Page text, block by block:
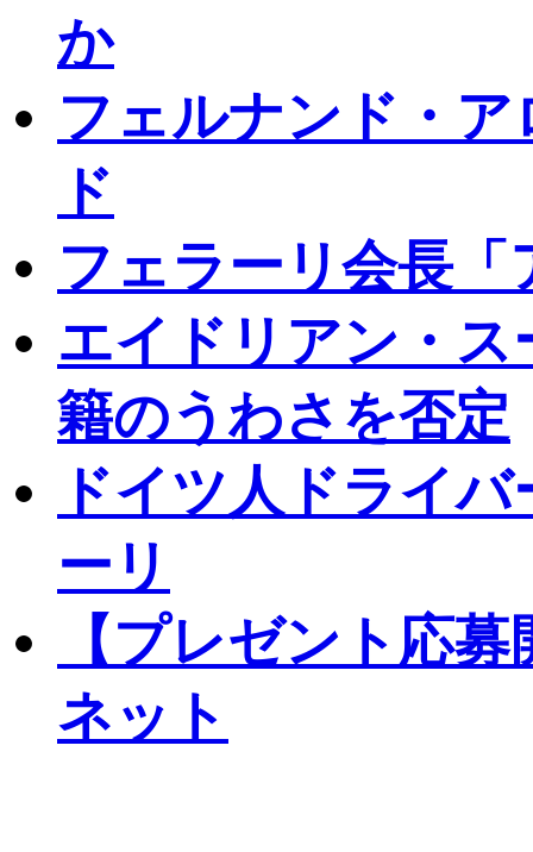
か
フェルナンド・
ド
フェラーリ会長
エイドリアン・
籍のうわさを否定
ドイツ人ドライ
ーリ
【プレゼント応
ネット